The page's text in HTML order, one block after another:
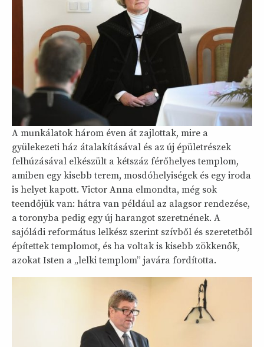
A munkálatok három éven át zajlottak, mire a
gyülekezeti ház átalakításával és az új épületrészek
felhúzásával elkészült a kétszáz férőhelyes templom,
amiben egy kisebb terem, mosdóhelyiségek és egy iroda
is helyet kapott. Victor Anna elmondta, még sok
teendőjük van: hátra van például az alagsor rendezése,
a toronyba pedig egy új harangot szeretnének. A
sajóládi református lelkész szerint szívből és szeretetből
építettek templomot, és ha voltak is kisebb zökkenők,
azokat Isten a „lelki templom” javára fordította.